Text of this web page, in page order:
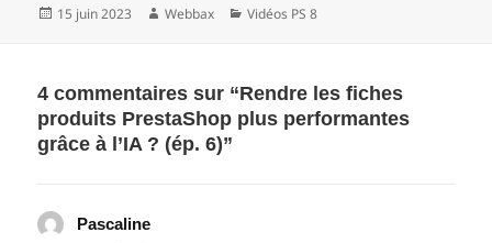
Publié
15 juin 2023 Auteur
Webbax Catégories
Vidéos PS 8
4 commentaires sur “Rendre les fiches
produits PrestaShop plus performantes
grâce à l’IA ? (ép. 6)”
Pascaline